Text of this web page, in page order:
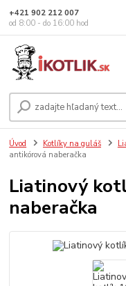
+421 902 212 007
od 8:00 - do 16:00 hod
Úvod Kotlíky na guláš
antikórová naberačka
Liatinový
naberačka